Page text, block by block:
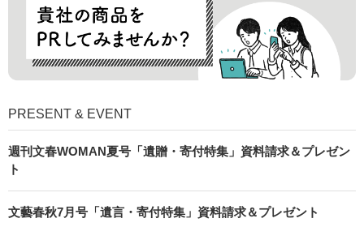
PRESENT & EVENT
週刊文春WOMAN夏号「遺贈・寄付特集」資料請求＆プレゼン
ト
文藝春秋7月号「遺言・寄付特集」資料請求＆プレゼント